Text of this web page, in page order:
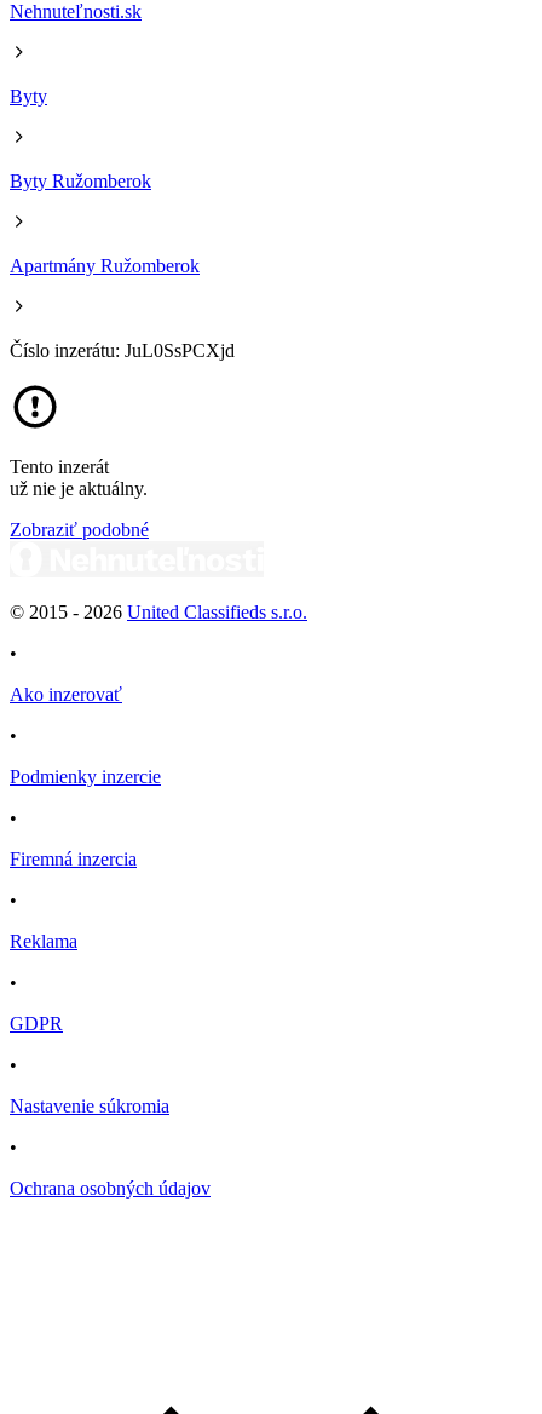
Nehnuteľnosti.sk
Byty
Byty Ružomberok
Apartmány Ružomberok
Číslo inzerátu: JuL0SsPCXjd
Tento inzerát
už nie je aktuálny.
Zobraziť podobné
© 2015 - 2026 United Classifieds s.r.o.
•
Ako inzerovať
•
Podmienky inzercie
•
Firemná inzercia
•
Reklama
•
GDPR
•
Nastavenie súkromia
•
Ochrana osobných údajov